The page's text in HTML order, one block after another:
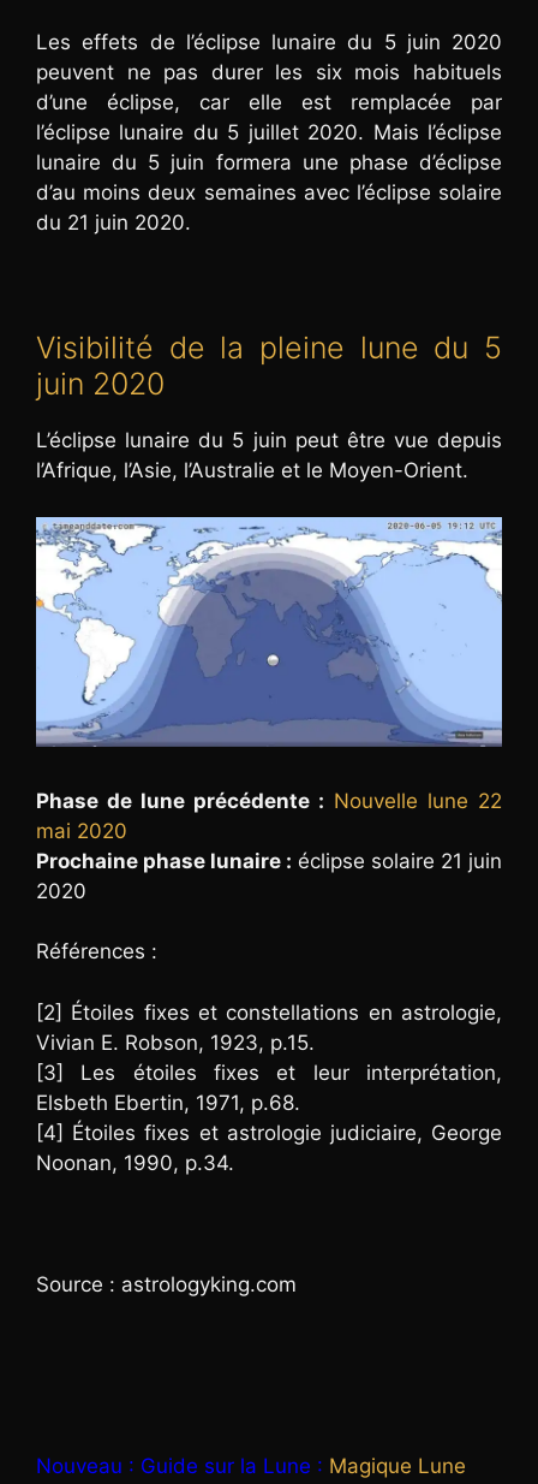
Les effets de l’éclipse lunaire du 5 juin 2020
peuvent ne pas durer les six mois habituels
d’une éclipse, car elle est remplacée par
l’éclipse lunaire du 5 juillet 2020. Mais l’éclipse
lunaire du 5 juin formera une phase d’éclipse
d’au moins deux semaines avec l’éclipse solaire
du 21 juin 2020.
Visibilité de la pleine lune du 5
juin 2020
L’éclipse lunaire du 5 juin peut être vue depuis
l’Afrique, l’Asie, l’Australie et le Moyen-Orient.
Phase de lune précédente : Nouvelle lune 22
mai 2020
Prochaine phase lunaire : éclipse solaire 21 juin
2020
Références :
[2] Étoiles fixes et constellations en astrologie,
Vivian E. Robson, 1923, p.15.
[3] Les étoiles fixes et leur interprétation,
Elsbeth Ebertin, 1971, p.68.
[4] Étoiles fixes et astrologie judiciaire, George
Noonan, 1990, p.34.
Source : astrologyking.com
Nouveau : Guide sur la Lune : Magique Lune